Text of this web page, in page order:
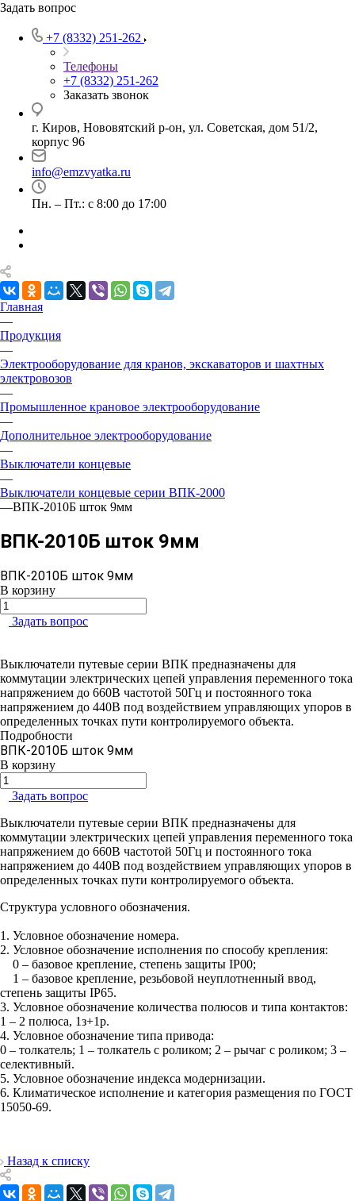
Задать вопрос
+7 (8332) 251-262
Телефоны
+7 (8332) 251-262
Заказать звонок
г. Киров, Нововятский р-он, ул. Советская, дом 51/2,
корпус 96
info@emzvyatka.ru
Пн. – Пт.: с 8:00 до 17:00
Главная
—
Продукция
—
Электрооборудование для кранов, экскаваторов и шахтных
электровозов
—
Промышленное крановое электрооборудование
—
Дополнительное электрооборудование
—
Выключатели концевые
—
Выключатели концевые серии ВПК-2000
—ВПК-2010Б шток 9мм
ВПК-2010Б шток 9мм
ВПК-2010Б шток 9мм
В корзину
Задать вопрос
Выключатели путевые серии ВПК предназначены для
коммутации электрических цепей управления переменного тока
напряжением до 660В частотой 50Гц и постоянного тока
напряжением до 440В под воздействием управляющих упоров в
определенных точках пути контролируемого объекта.
Подробности
ВПК-2010Б шток 9мм
В корзину
Задать вопрос
Выключатели путевые серии ВПК предназначены для
коммутации электрических цепей управления переменного тока
напряжением до 660В частотой 50Гц и постоянного тока
напряжением до 440В под воздействием управляющих упоров в
определенных точках пути контролируемого объекта.
Структура условного обозначения.
1. Условное обозначение номера.
2. Условное обозначение исполнения по способу крепления:
0 – базовое крепление, степень защиты IP00;
1 – базовое крепление, резьбовой неуплотненный ввод,
степень защиты IP65.
3. Условное обозначение количества полюсов и типа контактов:
1 – 2 полюса, 1з+1р.
4. Условное обозначение типа привода:
0 – толкатель; 1 – толкатель с роликом; 2 – рычаг с роликом; 3 –
селективный.
5. Условное обозначение индекса модернизации.
6. Климатическое исполнение и категория размещения по ГОСТ
15050-69.
Назад к списку